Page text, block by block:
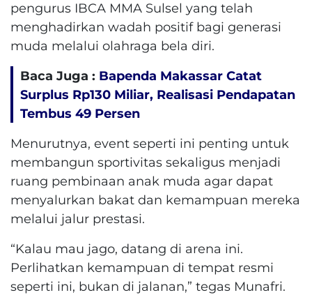
pengurus IBCA MMA Sulsel yang telah
menghadirkan wadah positif bagi generasi
muda melalui olahraga bela diri.
Baca Juga : Bapenda Makassar Catat
Surplus Rp130 ​​Miliar, Realisasi Pendapatan
Tembus 49 Persen
Menurutnya, event seperti ini penting untuk
membangun sportivitas sekaligus menjadi
ruang pembinaan anak muda agar dapat
menyalurkan bakat dan kemampuan mereka
melalui jalur prestasi.
“Kalau mau jago, datang di arena ini.
Perlihatkan kemampuan di tempat resmi
seperti ini, bukan di jalanan,” tegas Munafri.